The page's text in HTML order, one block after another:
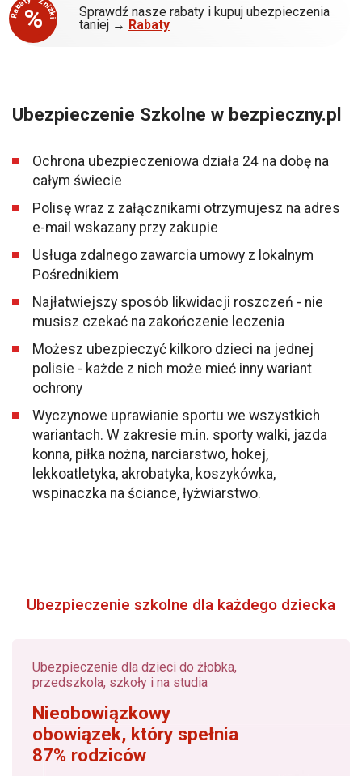
%
Rabaty - Zniżki
Sprawdź nasze rabaty i kupuj ubezpieczenia
taniej → Rabaty
Ubezpieczenie Szkolne w bezpieczny.pl
Ochrona ubezpieczeniowa działa 24 na dobę na
całym świecie
Polisę wraz z załącznikami otrzymujesz na adres
e-mail wskazany przy zakupie
Usługa zdalnego zawarcia umowy z lokalnym
Pośrednikiem
Najłatwiejszy sposób likwidacji roszczeń - nie
musisz czekać na zakończenie leczenia
Możesz ubezpieczyć kilkoro dzieci na jednej
polisie - każde z nich może mieć inny wariant
ochrony
Wyczynowe uprawianie sportu we wszystkich
wariantach. W zakresie m.in. sporty walki, jazda
konna, piłka nożna, narciarstwo, hokej,
lekkoatletyka, akrobatyka, koszykówka,
wspinaczka na ściance, łyżwiarstwo.
Ubezpieczenie szkolne dla każdego dziecka
Ubezpieczenie dla dzieci do żłobka,
przedszkola, szkoły i na studia
Nieobowiązkowy
obowiązek, który spełnia
87% rodziców